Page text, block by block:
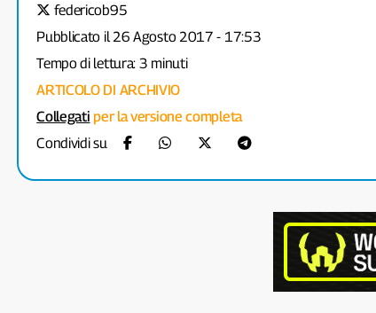
federicob95
Pubblicato il 26 Agosto 2017 - 17:53
Tempo di lettura: 3 minuti
ARTICOLO DI ARCHIVIO
Collegati per la versione completa
Condividi su